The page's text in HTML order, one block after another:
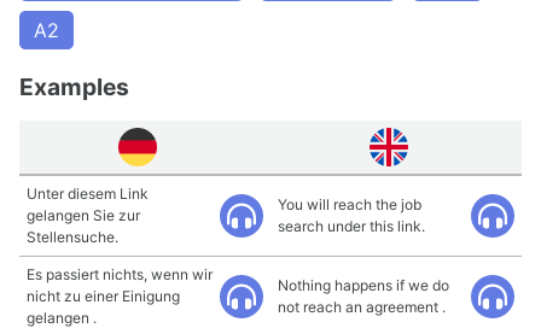
A2
Examples
Unter diesem Link
gelangen Sie zur
Stellensuche.
You will reach the job
search under this link.
Es passiert nichts, wenn wir
nicht zu einer Einigung
gelangen .
Nothing happens if we do
not reach an agreement .